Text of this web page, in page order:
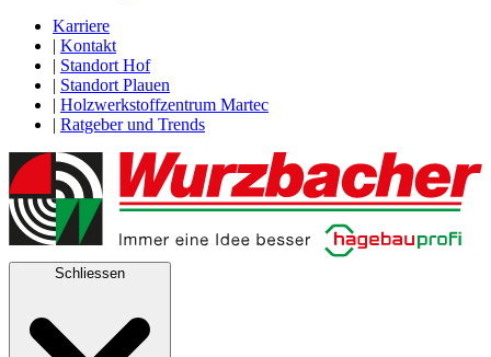
Karriere
| Kontakt
| Standort Hof
| Standort Plauen
| Holzwerkstoffzentrum Martec
| Ratgeber und Trends
Schliessen